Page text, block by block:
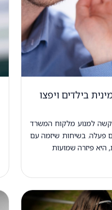
בילדים ויפצו
למנוע מלקוח המשרד
פעלה. בשיחות שיזמה עם
היא פיזרה שמועות